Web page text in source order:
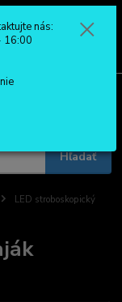
Hľadať
LED stroboskopický
nás:
16:00